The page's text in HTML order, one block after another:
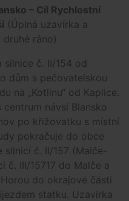
– Cíl Rychlostní
(Úplná uzavírka a
ráno)
č. II/154 od
dům s pečovatelskou
na „Kotlinu“ od Kaplice.
návsi Blansko
po křižovatku s místní
pokračuje do obce
č. II/157 (Malče-
č. III/15717 do Malče a
do okrajové části
statku. Uzavírka